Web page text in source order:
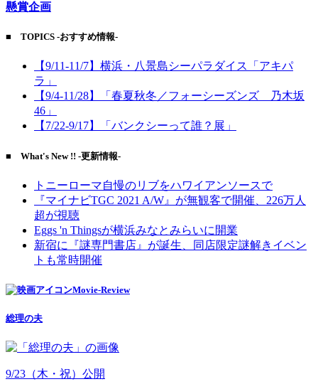
懸賞企画
■ TOPICS -おすすめ情報-
【9/11-11/7】横浜・八景島シーパラダイス「アキパ
ラ」
【9/4-11/28】「春夏秋冬／フォーシーズンズ 乃木坂
46」
【7/22-9/17】「バンクシーって誰？展」
■ What's New !! -更新情報-
トニーローマ自慢のリブをハワイアンソースで
『マイナビTGC 2021 A/W』が無観客で開催、226万人
超が視聴
Eggs 'n Thingsが横浜みなとみらいに開業
新宿に『謎専門書店』が誕生、同店限定謎解きイベン
トも常時開催
Movie-Review
総理の夫
9/23（木・祝）公開